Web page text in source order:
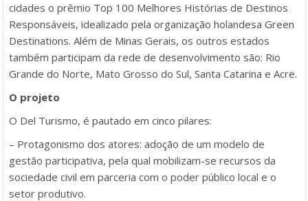
cidades o prêmio Top 100 Melhores Histórias de Destinos
Responsáveis, idealizado pela organização holandesa Green
Destinations. Além de Minas Gerais, os outros estados
também participam da rede de desenvolvimento são: Rio
Grande do Norte, Mato Grosso do Sul, Santa Catarina e Acre.
O projeto
O Del Turismo, é pautado em cinco pilares:
– Protagonismo dos atores: adoção de um modelo de
gestão participativa, pela qual mobilizam-se recursos da
sociedade civil em parceria com o poder público local e o
setor produtivo.